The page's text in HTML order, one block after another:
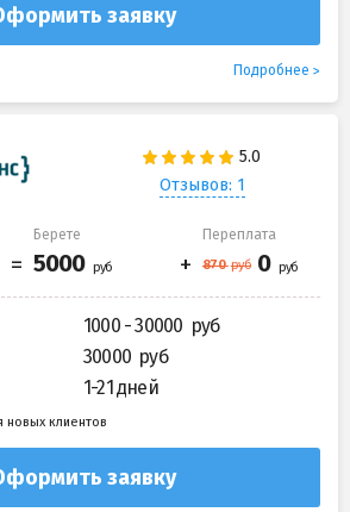
заявку
Подробнее
Отзывов: 1
Берете Переплата
1000 - 30000
30000
1-21 дней
новых клиентов
заявку